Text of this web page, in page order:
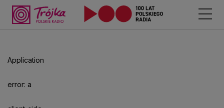
Application
error: a